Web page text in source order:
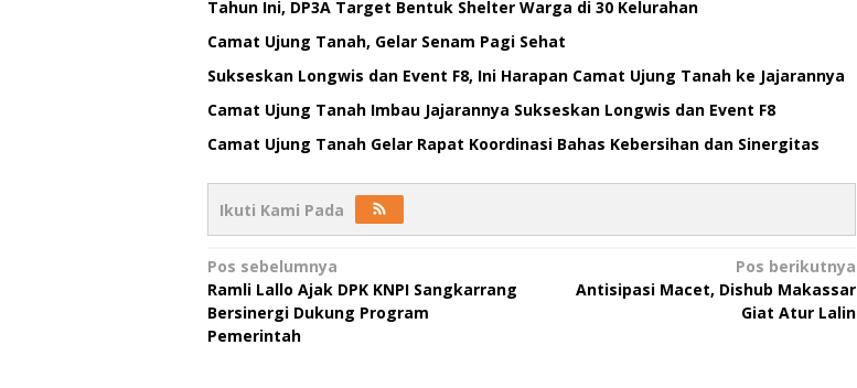
Tahun Ini, DP3A Target Bentuk Shelter Warga di 30 Kelurahan
Camat Ujung Tanah, Gelar Senam Pagi Sehat
Sukseskan Longwis dan Event F8, Ini Harapan Camat Ujung Tanah ke Jajarannya
Camat Ujung Tanah Imbau Jajarannya Sukseskan Longwis dan Event F8
Camat Ujung Tanah Gelar Rapat Koordinasi Bahas Kebersihan dan Sinergitas
Ikuti Kami Pada
Navigasi
pos
Pos sebelumnya
Ramli Lallo Ajak DPK KNPI Sangkarrang
Bersinergi Dukung Program
Pemerintah
Pos berikutnya
Antisipasi Macet, Dishub Makassar
Giat Atur Lalin